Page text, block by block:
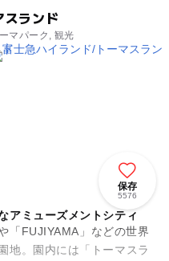
ランド
マパーク, 観光
保存
5576
アミューズメントシティ
「FUJIYAMA」などの世界
地。園内には「トーマスラ